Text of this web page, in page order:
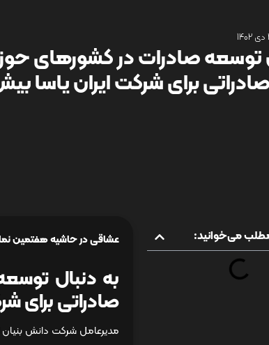
برای شرکت ایران یاسا
می‌خوانید: عشاقی در حاشیه هفتمین
صادراتی برای
مدیرعامل شرکت دانش